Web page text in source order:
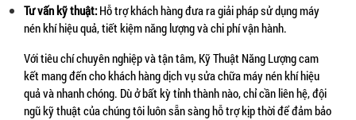
Tư vấn kỹ thuật: Hỗ trợ khách hàng đưa ra giải pháp sử dụng máy
nén khí hiệu quả, tiết kiệm năng lượng và chi phí vận hành.
Với tiêu chí chuyên nghiệp và tận tâm, Kỹ Thuật Năng Lượng cam
kết mang đến cho khách hàng dịch vụ sửa chữa máy nén khí hiệu
quả và nhanh chóng. Dù ở bất kỳ tỉnh thành nào, chỉ cần liên hệ, đội
ngũ kỹ thuật của chúng tôi luôn sẵn sàng hỗ trợ kịp thời để đảm bảo